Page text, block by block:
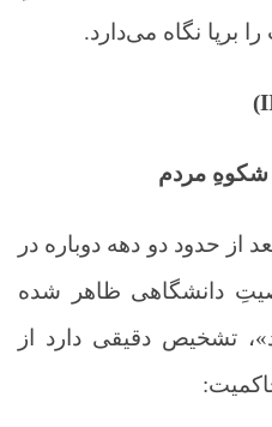
برپا نگاه می‌دارد.
شکوهِ مردم
از حدود دو دهه دوباره در
دانشگاهی ظاهر شده
تشخیص دقیقی دارد از